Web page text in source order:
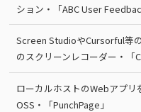
ション・「ABC User
Screen StudioやCursorful等
のスクリーンレコーダー・「
ローカルホストのWebアプリ
OSS・「PunchPage」